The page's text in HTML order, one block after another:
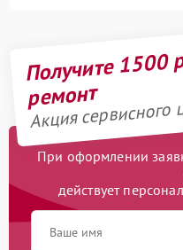
Получите 1500
ремонт
Акция сервисного
При оформлении
действует